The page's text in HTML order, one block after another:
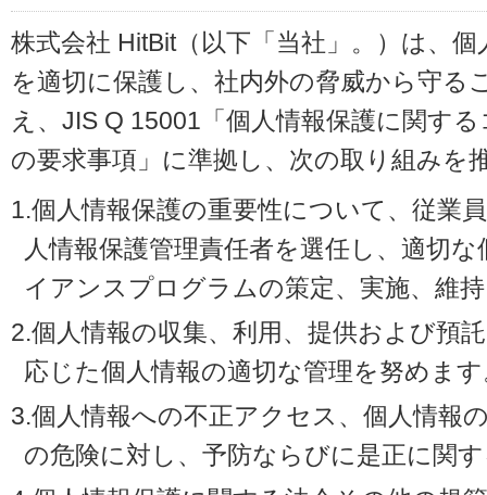
株式会社 HitBit（以下「当社」。）は、
を適切に保護し、社内外の脅威から守る
え、JIS Q 15001「個人情報保護に関す
の要求事項」に準拠し、次の取り組みを
1.個人情報保護の重要性について、従業
人情報保護管理責任者を選任し、適切
イアンスプログラムの策定、実施、維
2.個人情報の収集、利用、提供および預
応じた個人情報の適切な管理を努めま
3.個人情報への不正アクセス、個人情報
の危険に対し、予防ならびに是正に関